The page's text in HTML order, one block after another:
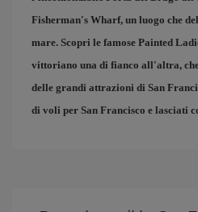
Fisherman's Wharf, un luogo che
mare. Scopri le famose Painted
vittoriano una di fianco all'altra, che
delle grandi attrazioni di San
di voli per San Francisco e lasciati